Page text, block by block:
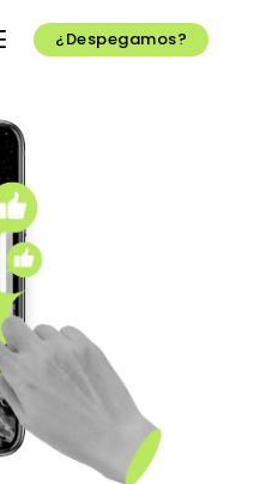
¿Despegamos?